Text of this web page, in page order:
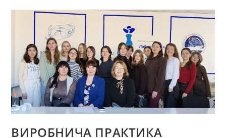
У
ВСЕУКРАЇНСЬКОМУ
КОНКУРСІ
ПРОФЕСІЙНОЇ
МАЙСТЕРНОСТІ
«FASHION
PRORYV»
ВИРОБНИЧА ПРАКТИКА